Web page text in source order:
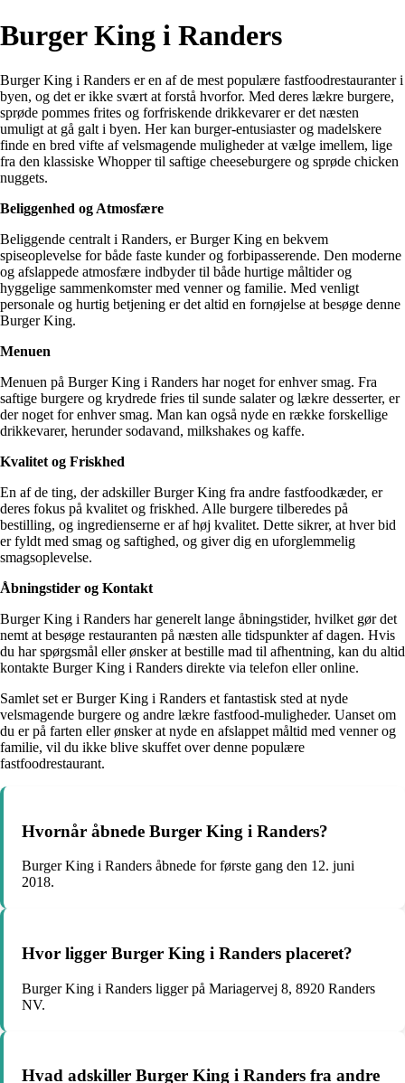
Burger King i Randers
Burger King i Randers er en af de mest populære fastfoodrestauranter i
byen, og det er ikke svært at forstå hvorfor. Med deres lækre burgere,
sprøde pommes frites og forfriskende drikkevarer er det næsten
umuligt at gå galt i byen. Her kan burger-entusiaster og madelskere
finde en bred vifte af velsmagende muligheder at vælge imellem, lige
fra den klassiske Whopper til saftige cheeseburgere og sprøde chicken
nuggets.
Beliggenhed og Atmosfære
Beliggende centralt i Randers, er Burger King en bekvem
spiseoplevelse for både faste kunder og forbipasserende. Den moderne
og afslappede atmosfære indbyder til både hurtige måltider og
hyggelige sammenkomster med venner og familie. Med venligt
personale og hurtig betjening er det altid en fornøjelse at besøge denne
Burger King.
Menuen
Menuen på Burger King i Randers har noget for enhver smag. Fra
saftige burgere og krydrede fries til sunde salater og lækre desserter, er
der noget for enhver smag. Man kan også nyde en række forskellige
drikkevarer, herunder sodavand, milkshakes og kaffe.
Kvalitet og Friskhed
En af de ting, der adskiller Burger King fra andre fastfoodkæder, er
deres fokus på kvalitet og friskhed. Alle burgere tilberedes på
bestilling, og ingredienserne er af høj kvalitet. Dette sikrer, at hver bid
er fyldt med smag og saftighed, og giver dig en uforglemmelig
smagsoplevelse.
Åbningstider og Kontakt
Burger King i Randers har generelt lange åbningstider, hvilket gør det
nemt at besøge restauranten på næsten alle tidspunkter af dagen. Hvis
du har spørgsmål eller ønsker at bestille mad til afhentning, kan du altid
kontakte Burger King i Randers direkte via telefon eller online.
Samlet set er Burger King i Randers et fantastisk sted at nyde
velsmagende burgere og andre lækre fastfood-muligheder. Uanset om
du er på farten eller ønsker at nyde en afslappet måltid med venner og
familie, vil du ikke blive skuffet over denne populære
fastfoodrestaurant.
Hvornår åbnede Burger King i Randers?
Burger King i Randers åbnede for første gang den 12. juni
2018.
Hvor ligger Burger King i Randers placeret?
Burger King i Randers ligger på Mariagervej 8, 8920 Randers
NV.
Hvad adskiller Burger King i Randers fra andre